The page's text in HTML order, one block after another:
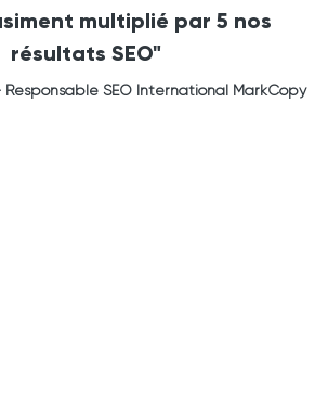
multiplié par 5 nos
résultats SEO"
SEO International MarkCopy